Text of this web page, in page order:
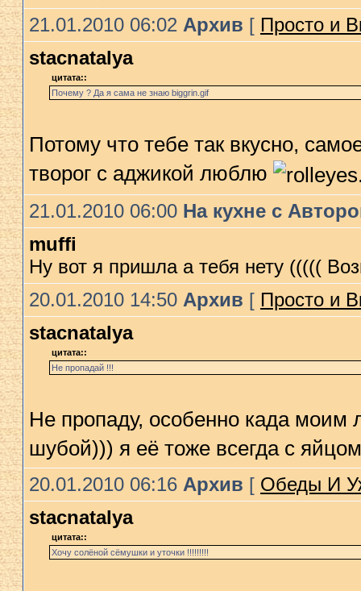
21.01.2010 06:02 Архив [ Просто и
stacnatalya
цитата::
Почему ? Да я сама не знаю biggrin.gif
Потому что тебе так вкусно,
творог с аджикой люблю
21.01.2010 06:00 На кухне с
muffi
Ну вот я пришла а тебя нету (((((
20.01.2010 14:50 Архив [ Просто и
stacnatalya
цитата::
Не пропадай !!!
Не пропаду, особенно када
шубой))) я её тоже всегда с
20.01.2010 06:16 Архив [ Обеды И
stacnatalya
цитата::
Хочу солёной сёмушки и уточки !!!!!!!!!